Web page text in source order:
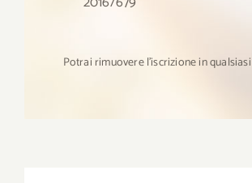
Potrai rimuovere l’iscrizione in